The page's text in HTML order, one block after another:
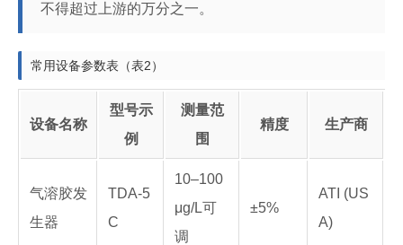
不得超过上游的万分之一。
常用设备参数表（表2）
设备名称
型号示
例
测量范
围
精度 生产商
气溶胶发
生器
TDA-5
C
10–100
μg/L可
调
±5%
ATI (US
A)